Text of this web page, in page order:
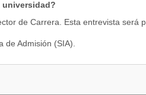
APLICACIONES INTERACTIVAS
PROCESO DE DESARROLLO DE
SEGURIDAD E INTEGRIDAD DE
universidad?
de Carrera. Esta entrevista será
de Admisión (SIA).